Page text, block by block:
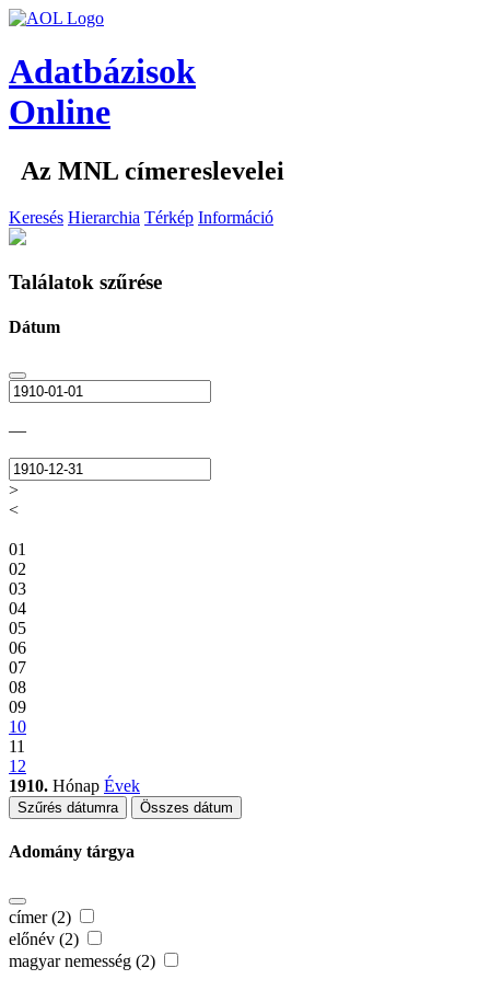
Adatbázisok
Online
Az MNL címereslevelei
Keresés Hierarchia Térkép Információ
Találatok szűrése
Dátum
—
>
<
01
02
03
04
05
06
07
08
09
10
11
12
1910. Hónap Évek
Szűrés dátumra Összes dátum
Adomány tárgya
címer (2)
előnév (2)
magyar nemesség (2)